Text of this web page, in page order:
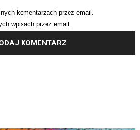
komentarzach przez email.
wpisach przez email.